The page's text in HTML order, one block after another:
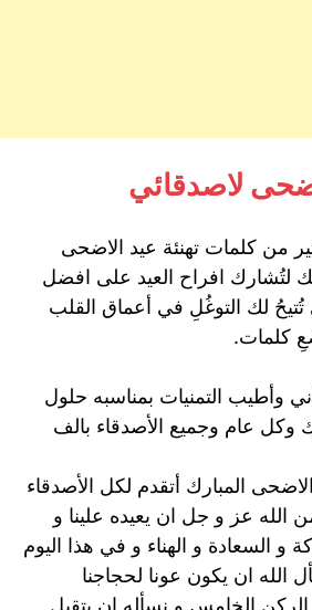
لاصدقائي
من كلمات تهنئة عيد الاضحى
لتُشارك افراح العيد على افضل
تُتيحُ لك التوغُلِ في أعماق القلب
كلمات.
وأطيب التمنيات بمناسبه حلول
وكل عام وجميع الأصدقاء بالف
المبارك أتقدم لكل الأصدقاء
الله عز و جل ان يعيده علينا و
و السعادة و الهناء و في هذا اليوم
الله ان يكون عونا لحجاجنا
الركن الخامس و نسأله ان يتقبل